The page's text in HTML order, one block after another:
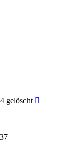
gelöscht